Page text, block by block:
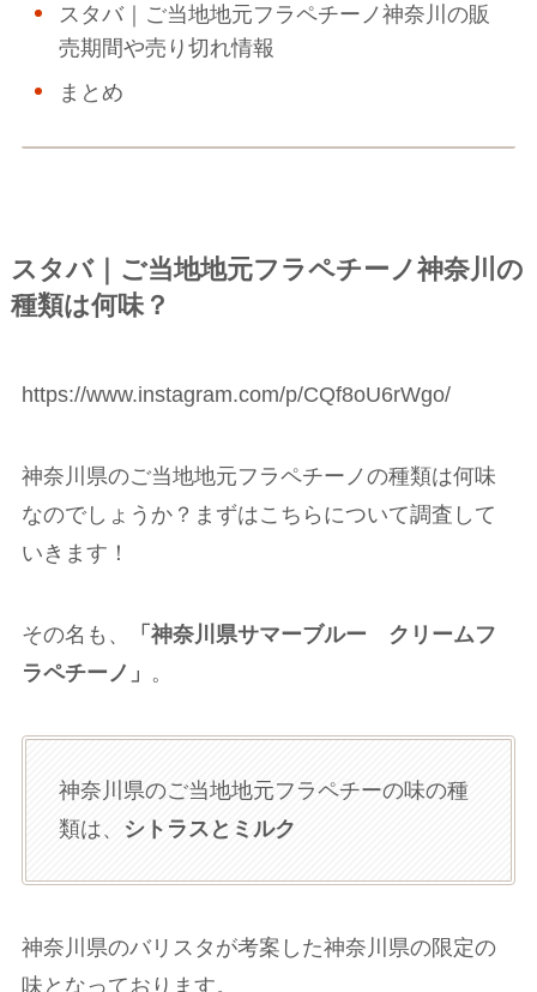
スタバ｜ご当地地元フラペチーノ神奈川の販
売期間や売り切れ情報
まとめ
スタバ｜ご当地地元フラペチーノ神奈川の
種類は何味？
https://www.instagram.com/p/CQf8oU6rWgo/
神奈川県のご当地地元フラペチーノの種類は何味
なのでしょうか？まずはこちらについて調査して
いきます！
その名も、
「神奈川県サマーブルー クリームフ
ラペチーノ」 。
神奈川県のご当地地元フラペチーの味の種
類は、
シトラスとミルク
神奈川県のバリスタが考案した神奈川県の限定の
味となっております。